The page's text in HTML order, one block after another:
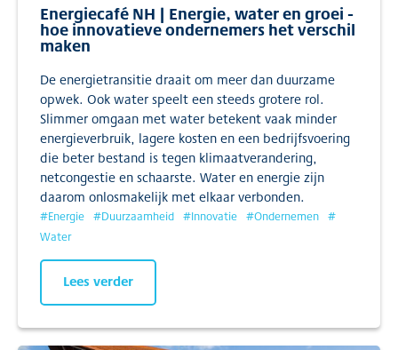
Energiecafé NH | Energie, water en groei -
hoe innovatieve ondernemers het verschil
maken
De energietransitie draait om meer dan duurzame
opwek. Ook water speelt een steeds grotere rol.
Slimmer omgaan met water betekent vaak minder
energieverbruik, lagere kosten en een bedrijfsvoering
die beter bestand is tegen klimaatverandering,
netcongestie en schaarste. Water en energie zijn
daarom onlosmakelijk met elkaar verbonden.
#Energie #Duurzaamheid #Innovatie #Ondernemen #
Water
Lees verder